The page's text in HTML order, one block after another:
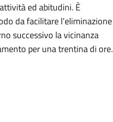
ed abitudini. È
da facilitare l’eliminazione
successivo la vicinanza
per una trentina di ore.